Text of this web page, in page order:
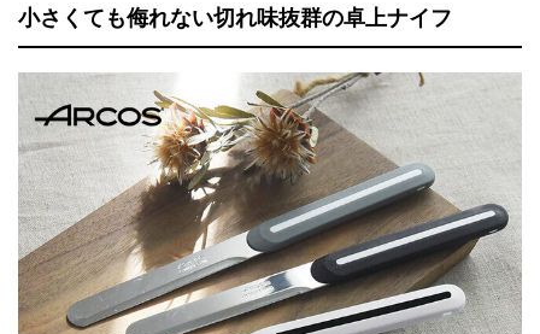
小さくても侮れない切れ味抜群の卓上ナイフ